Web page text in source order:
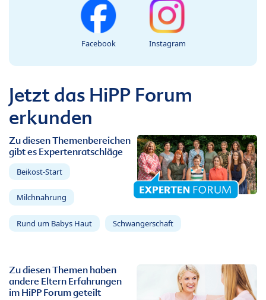
Facebook Instagram
Jetzt das HiPP Forum
erkunden
Zu diesen Themenbereichen
gibt es Expertenratschläge
Beikost-Start
Milchnahrung
Rund um Babys Haut Schwangerschaft
Zu diesen Themen haben
andere Eltern Erfahrungen
im HiPP Forum geteilt